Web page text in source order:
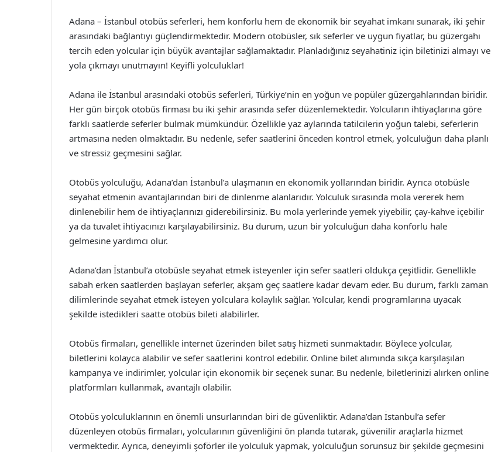
Adana – İstanbul otobüs seferleri, hem konforlu hem de ekonomik bir seyahat imkanı sunarak, iki şehir
arasındaki bağlantıyı güçlendirmektedir. Modern otobüsler, sık seferler ve uygun fiyatlar, bu güzergahı
tercih eden yolcular için büyük avantajlar sağlamaktadır. Planladığınız seyahatiniz için biletinizi almayı ve
yola çıkmayı unutmayın! Keyifli yolculuklar!
Adana ile İstanbul arasındaki otobüs seferleri, Türkiye’nin en yoğun ve popüler güzergahlarından biridir.
Her gün birçok otobüs firması bu iki şehir arasında sefer düzenlemektedir. Yolcuların ihtiyaçlarına göre
farklı saatlerde seferler bulmak mümkündür. Özellikle yaz aylarında tatilcilerin yoğun talebi, seferlerin
artmasına neden olmaktadır. Bu nedenle, sefer saatlerini önceden kontrol etmek, yolculuğun daha planlı
ve stressiz geçmesini sağlar.
Otobüs yolculuğu, Adana’dan İstanbul’a ulaşmanın en ekonomik yollarından biridir. Ayrıca otobüsle
seyahat etmenin avantajlarından biri de dinlenme alanlarıdır. Yolculuk sırasında mola vererek hem
dinlenebilir hem de ihtiyaçlarınızı giderebilirsiniz. Bu mola yerlerinde yemek yiyebilir, çay-kahve içebilir
ya da tuvalet ihtiyacınızı karşılayabilirsiniz. Bu durum, uzun bir yolculuğun daha konforlu hale
gelmesine yardımcı olur.
Adana’dan İstanbul’a otobüsle seyahat etmek isteyenler için sefer saatleri oldukça çeşitlidir. Genellikle
sabah erken saatlerden başlayan seferler, akşam geç saatlere kadar devam eder. Bu durum, farklı zaman
dilimlerinde seyahat etmek isteyen yolculara kolaylık sağlar. Yolcular, kendi programlarına uyacak
şekilde istedikleri saatte otobüs bileti alabilirler.
Otobüs firmaları, genellikle internet üzerinden bilet satış hizmeti sunmaktadır. Böylece yolcular,
biletlerini kolayca alabilir ve sefer saatlerini kontrol edebilir. Online bilet alımında sıkça karşılaşılan
kampanya ve indirimler, yolcular için ekonomik bir seçenek sunar. Bu nedenle, biletlerinizi alırken online
platformları kullanmak, avantajlı olabilir.
Otobüs yolculuklarının en önemli unsurlarından biri de güvenliktir. Adana’dan İstanbul’a sefer
düzenleyen otobüs firmaları, yolcularının güvenliğini ön planda tutarak, güvenilir araçlarla hizmet
vermektedir. Ayrıca, deneyimli şoförler ile yolculuk yapmak, yolculuğun sorunsuz bir şekilde geçmesini